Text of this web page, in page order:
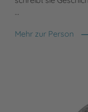
…
Mehr zur Person
Nele Moost